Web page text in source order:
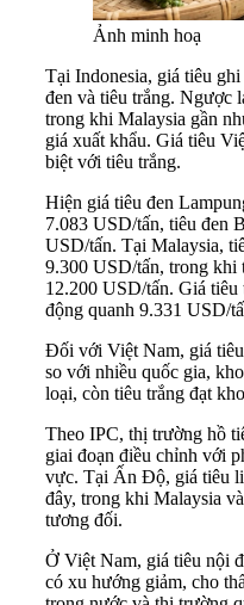
Ảnh minh hoạ
Tại Indonesia, giá tiêu
đen và tiêu trắng. Ngược
trong khi Malaysia gần
giá xuất khẩu. Giá tiêu
biệt với tiêu trắng.
Hiện giá tiêu đen
7.083 USD/tấn, tiêu đen
USD/tấn. Tại Malaysia,
9.300 USD/tấn, trong khi
12.200 USD/tấn. Giá
động quanh 9.331 USD/
Đối với Việt Nam, giá
so với nhiều quốc gia,
loại, còn tiêu trắng đạt
Theo IPC, thị trường hồ
giai đoạn điều chỉnh với
vực. Tại Ấn Độ, giá tiêu
đây, trong khi Malaysia
tương đối.
Ở Việt Nam, giá tiêu nội
có xu hướng giảm, cho